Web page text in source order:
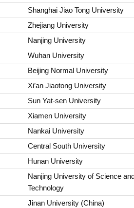
Shanghai Jiao Tong University
Zhejiang University
Nanjing University
Wuhan University
Beijing Normal University
Xi’an Jiaotong University
Sun Yat-sen University
Xiamen University
Nankai University
Central South University
Hunan University
Nanjing University of Science
Technology
Jinan University (China)